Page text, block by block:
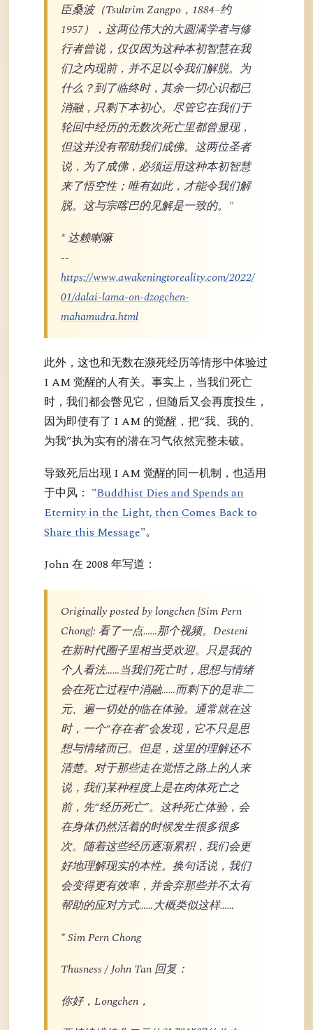
臣桑波（Tsultrim Zangpo，1884–约
1957），这两位伟大的大圆满学者与修
行者曾说，仅仅因为这种本初智慧在我
们之内现前，并不足以令我们解脱。为
什么？到了临终时，其余一切心识都已
消融，只剩下本初心。尽管它在我们于
轮回中经历的无数次死亡里都曾显现，
但这并没有帮助我们成佛。这两位圣者
说，为了成佛，必须运用这种本初智慧
来了悟空性；唯有如此，才能令我们解
脱。这与宗喀巴的见解是一致的。"
* 达赖喇嘛
--
https://www.awakeningtoreality.com/2022/
01/dalai-lama-on-dzogchen-
mahamudra.html
此外，这也和无数在濒死经历等情形中体验过
I AM 觉醒的人有关。事实上，当我们死亡
时，我们都会瞥见它，但随后又会再度投生，
因为即使有了 I AM 的觉醒，把“我、我的、
为我”执为实有的潜在习气依然完整未破。
导致死后出现 I AM 觉醒的同一机制，也适用
于中风： "Buddhist Dies and Spends an
Eternity in the Light, then Comes Back to
Share this Message"。
John 在 2008 年写道：
Originally posted by longchen [Sim Pern
Chong]: 看了一点……那个视频。Desteni
在新时代圈子里相当受欢迎。只是我的
个人看法……当我们死亡时，思想与情绪
会在死亡过程中消融……而剩下的是非二
元、遍一切处的临在体验。通常就在这
时，一个“存在者”会发现，它不只是思
想与情绪而已。但是，这里的理解还不
清楚。对于那些走在觉悟之路上的人来
说，我们某种程度上是在肉体死亡之
前，先“经历死亡”。这种死亡体验，会
在身体仍然活着的时候发生很多很多
次。随着这些经历逐渐累积，我们会更
好地理解现实的本性。换句话说，我们
会变得更有效率，并舍弃那些并不太有
帮助的应对方式……大概类似这样……
* Sim Pern Chong
Thusness / John Tan 回复：
你好，Longchen，